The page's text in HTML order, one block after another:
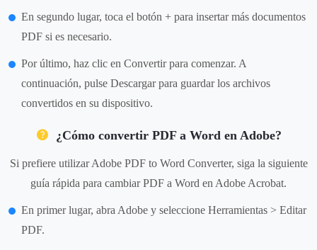
En segundo lugar, toca el botón + para insertar más documentos
PDF si es necesario.
Por último, haz clic en Convertir para comenzar. A
continuación, pulse Descargar para guardar los archivos
convertidos en su dispositivo.
¿Cómo convertir PDF a Word en Adobe?
Si prefiere utilizar Adobe PDF to Word Converter, siga la siguiente
guía rápida para cambiar PDF a Word en Adobe Acrobat.
En primer lugar, abra Adobe y seleccione Herramientas > Editar
PDF.